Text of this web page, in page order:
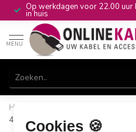
Cookies 🍪
Op werkdagen voor 22.00 uur
in huis
MENU
Home
4,4mm Jack